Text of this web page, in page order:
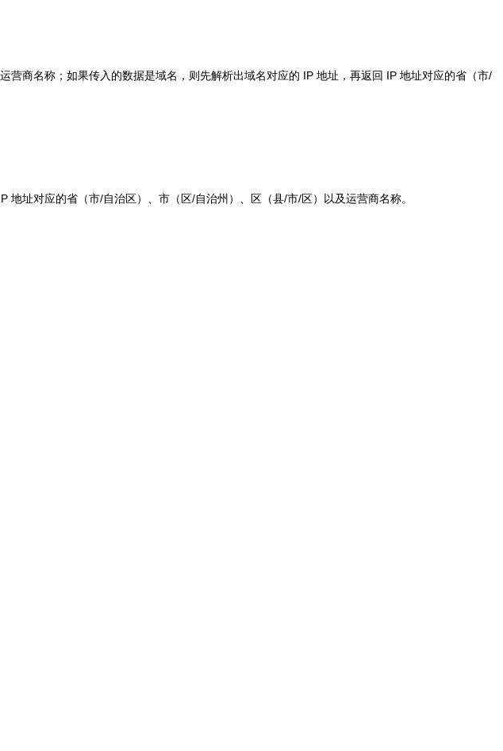
商名称；如果传入的数据是域名，则先解析出域名对应的 IP 地址，再返回 IP 地址对应的省（市/
址对应的省（市/自治区）、市（区/自治州）、区（县/市/区）以及运营商名称。